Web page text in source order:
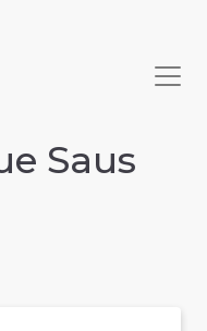
Saus